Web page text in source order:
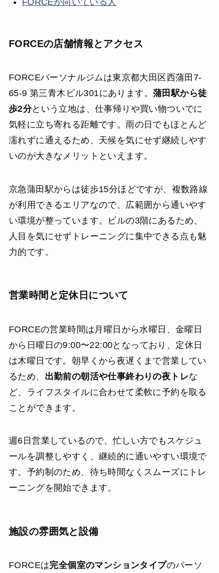
FORCEの店舗情報とアクセス
FORCEパーソナルジムは東京都大田区西蒲田7-
65-9 第三青木ビル301にあります。 蒲田駅から徒
歩2分という立地は、仕事帰りや買い物ついでに
気軽に立ち寄れる距離です。雨の日でもほとんど
濡れずに通えるため、天候を気にせず継続しやす
いのが大きなメリットといえます。
京急蒲田駅からは徒歩15分ほどですが、複数路線
が利用できるエリアなので、広範囲から通いやす
い環境が整っています。ビルの3階にあるため、
人目を気にせずトレーニングに集中できる点も魅
力的です。
営業時間と定休日について
FORCEの営業時間は月曜日から水曜日、金曜日
から日曜日の9:00〜22:00となっており、定休日
は木曜日です。朝早くから夜遅くまで営業してい
るため、 出勤前の朝活や仕事終わりの夜トレな
ど、ライフスタイルに合わせて柔軟に予約を取る
ことができます。
週6日営業しているので、忙しい方でもスケジュ
ールを調整しやすく、継続的に通いやすい環境で
す。予約制のため、待ち時間なくスムーズにトレ
ーニングを開始できます。
施設の雰囲気と設備
FORCEは完全個室のマンションタイプのパーソ